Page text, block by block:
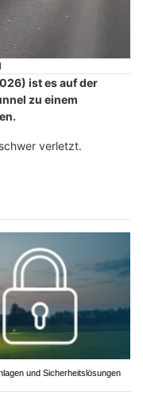
ist es auf der
zu einem
verletzt.
und Sicherheitslösungen